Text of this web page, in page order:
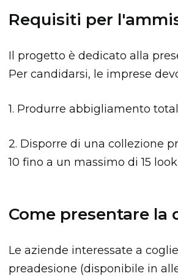
Requisiti per
Il progetto è dedicato alla
Per candidarsi, le imprese
1. Produrre abbigliamento
2. Disporre di una collezione
10 fino a un massimo di 15
Come presentare la
Le aziende interessate a
preadesione (disponibile in